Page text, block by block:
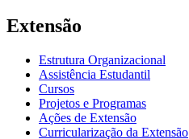
Extensão
Estrutura Organizacional
Assistência Estudantil
Cursos
Projetos e Programas
Ações de Extensão
Curricularização da Extensão